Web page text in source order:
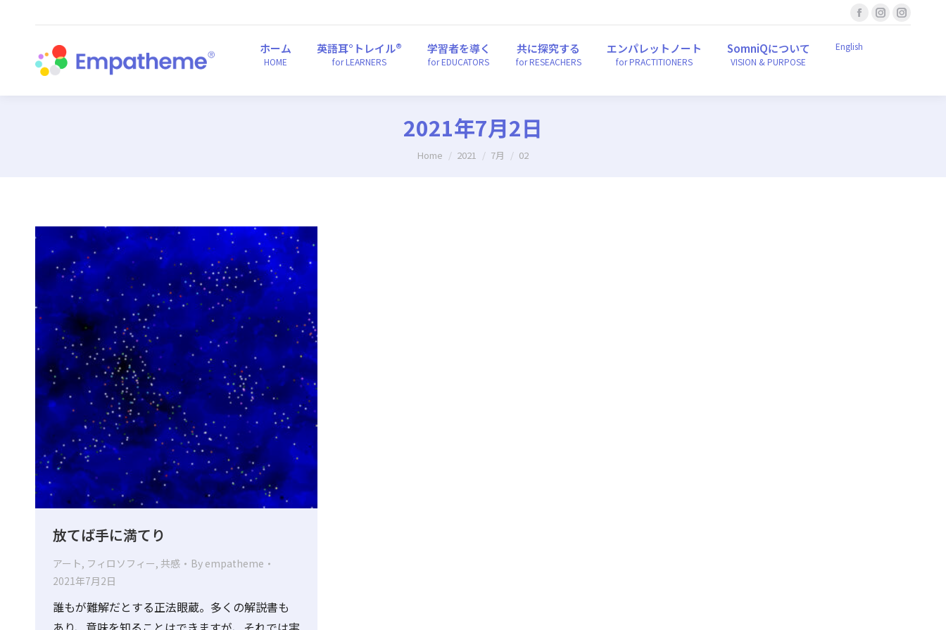
Facebook
page
new
Instagram
newnew
ホーム
HOME
英語耳°トレイル®
for LEARNERS
学習者を導く
for EDUCATORS
共に探究する
for RESEACHERS
エンパレットノート
for PRACTITIONERS
SomniQについて
VISION & PURPOSE
English
2021年7月2日
You are here:
Home 2021 7月 02
放てば手に満てり
アート, フィロソフィー, 共感 By empatheme
2021年7月2日
誰もが難解だとする正法眼蔵。多くの解説書も
ホーム 英語耳°トレイル® 学習者を導く 共に探究する エンパレットノート SomniQについて English